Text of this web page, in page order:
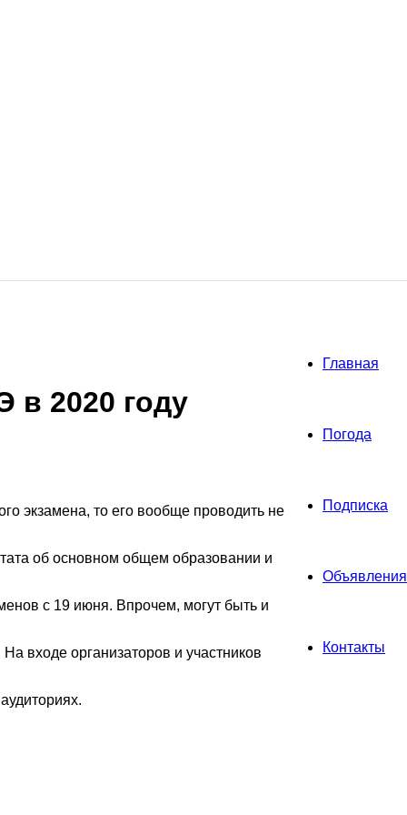
Главная
Погода
Подписка
Объявления
Контакты
в 2020 году
экзамена, то его вообще проводить не
об основном общем образовании и
с 19 июня. Впрочем, могут быть и
входе организаторов и участников